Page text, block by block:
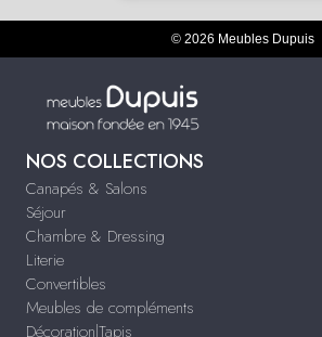
© 2026 Meubles Dupuis
NOS COLLECTIONS
Canapés & Salons
Séjour
Chambre & Dressing
Literie
Convertibles
Meubles de compléments
Décoration|Tapis